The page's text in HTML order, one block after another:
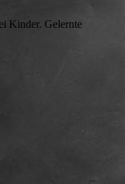
Kinder. Gelernte